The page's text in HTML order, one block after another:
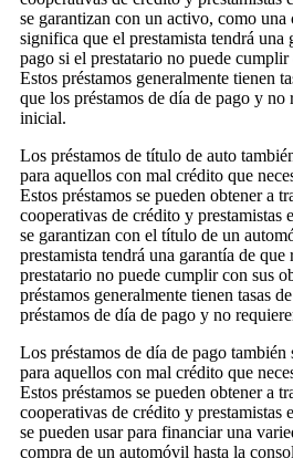
se garantizan con un activo, como
significa que el prestamista tendrá una
pago si el prestatario no puede
Estos préstamos generalmente tienen
que los préstamos de día de pago y no
inicial.
Los préstamos de título de auto
para aquellos con mal crédito que
Estos préstamos se pueden obtener a
cooperativas de crédito y prestamistas
se garantizan con el título de un
prestamista tendrá una garantía de
prestatario no puede cumplir con sus
préstamos generalmente tienen tasas
préstamos de día de pago y no
Los préstamos de día de pago también
para aquellos con mal crédito que
Estos préstamos se pueden obtener a
cooperativas de crédito y prestamistas
se pueden usar para financiar una
compra de un automóvil hasta la